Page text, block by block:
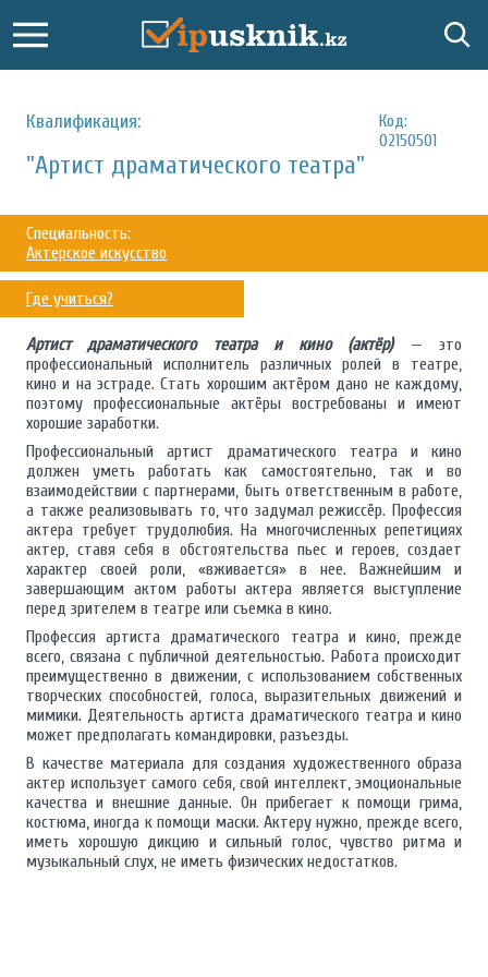
Квалификация:
Код:
02150501
"Артист драматического театра"
Специальность:
Актерское искусство
Где учиться?
Артист драматического театра и кино (актёр)— это
профессиональный исполнитель различных ролей в театре,
кино и на эстраде. Стать хорошим актёром дано не каждому,
поэтому профессиональные актёры востребованы и имеют
хорошие заработки.
Профессиональный артист драматического театра и кино
должен уметь работать как самостоятельно, так и во
взаимодействии с партнерами, быть ответственным в работе,
а также реализовывать то, что задумал режиссёр. Профессия
актера требует трудолюбия. На многочисленных репетициях
актер, ставя себя в обстоятельства пьес и героев, создает
характер своей роли, «вживается» в нее. Важнейшим и
завершающим актом работы актера является выступление
перед зрителем в театре или съемка в кино.
Профессия артиста драматического театра и кино, прежде
всего, связана с публичной деятельностью. Работа происходит
преимущественно в движении, с использованием собственных
творческих способностей, голоса, выразительных движений и
мимики. Деятельность артиста драматического театра и кино
может предполагать командировки, разъезды.
В качестве материала для создания художественного образа
актер использует самого себя, свой интеллект, эмоциональные
качества и внешние данные. Он прибегает к помощи грима,
костюма, иногда к помощи маски. Актеру нужно, прежде всего,
иметь хорошую дикцию и сильный голос, чувство ритма и
музыкальный слух, не иметь физических недостатков.